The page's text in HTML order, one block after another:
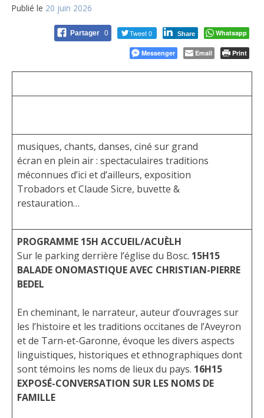
Publié le 20 juin 2026
Partager 0 Tweet 0 Share Whatsapp
Messenger Email Print
musiques, chants, danses, ciné sur grand
écran en plein air : spectaculaires traditions
méconnues d’ici et d’ailleurs, exposition
Trobadors et Claude Sicre, buvette &
restauration…
PROGRAMME 15H ACCUEIL/ACUÈLH
Sur le parking derrière l’église du Bosc. 15H15
BALADE ONOMASTIQUE AVEC CHRISTIAN-PIERRE
BEDEL
En cheminant, le narrateur, auteur d’ouvrages sur
les l’histoire et les traditions occitanes de l’Aveyron
et de Tarn-et-Garonne, évoque les divers aspects
linguistiques, historiques et ethnographiques dont
sont témoins les noms de lieux du pays. 16H15
EXPOSÉ-CONVERSATION SUR LES NOMS DE
FAMILLE